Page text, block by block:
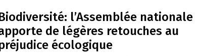
l’Assemblée nationale
de légères retouches au
écologique